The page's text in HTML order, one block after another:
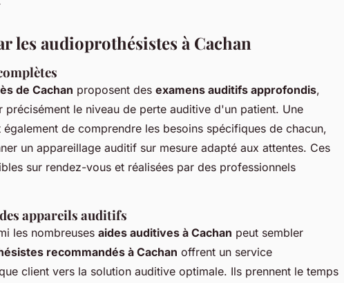
les audioprothésistes à Cachan
de Cachan proposent des examens auditifs approfondis,
précisément le niveau de perte auditive d'un patient. Une
de comprendre les besoins spécifiques de chacun,
un appareillage auditif sur mesure adapté aux attentes. Ces
sur rendez-vous et réalisées par des professionnels
appareils auditifs
les nombreuses aides auditives à Cachan peut sembler
recommandés à Cachan offrent un service
client vers la solution auditive optimale. Ils prennent le temps